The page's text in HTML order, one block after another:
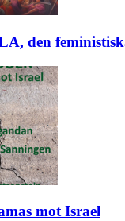
den
mot Israel